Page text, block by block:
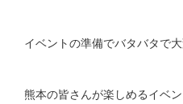
イベントの準備でバタバタで
熊本の皆さんが楽しめるイベ